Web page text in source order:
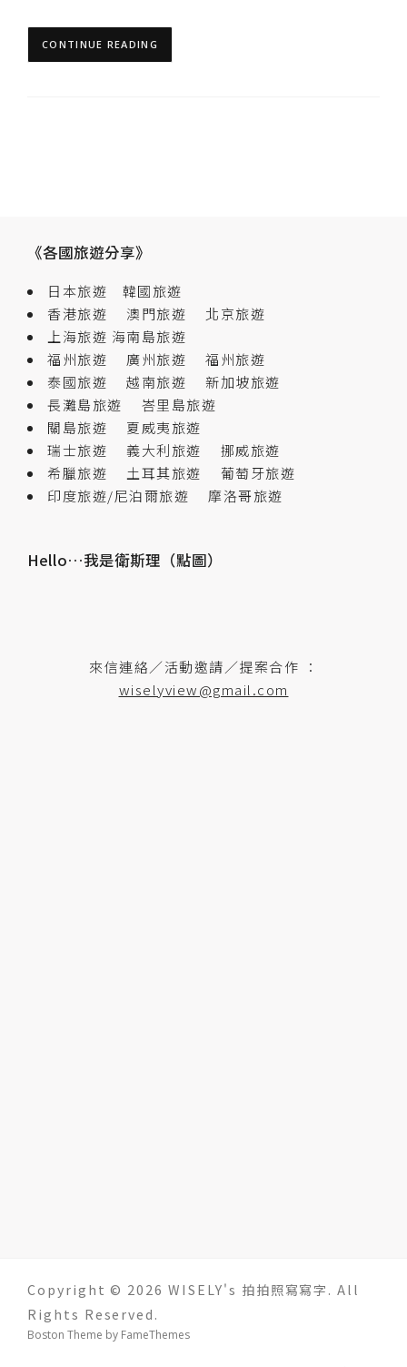
CONTINUE READING
《各國旅遊分享》
日本旅遊
韓國旅遊
香港旅遊
澳門旅遊
北京旅遊
上海旅遊 海南島旅遊
福州旅遊
廣州旅遊
福州旅遊
泰國旅遊
越南旅遊
新加坡旅遊
長灘島旅遊
峇里島旅遊
關島旅遊
夏威夷旅遊
瑞士旅遊
義大利旅遊
挪威旅遊
希臘旅遊
土耳其旅遊
葡萄牙旅遊
印度旅遊/尼泊爾旅遊
摩洛哥旅遊
Hello…我是衛斯理（點圖）
來信連絡／活動邀請／提案合作 ：
wiselyview@gmail.com
Copyright © 2026 WISELY's 拍拍照寫寫字. All
Rights Reserved.
Boston Theme by FameThemes